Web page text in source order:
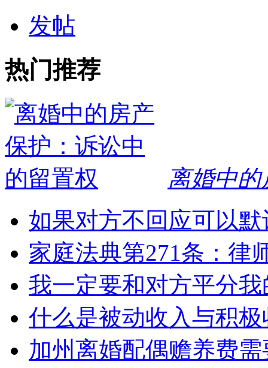
发帖
热门推荐
离婚中
如果对方不回应可以
家庭法典第271条：律
我一定要和对方平分
什么是被动收入与积
加州离婚配偶赡养费